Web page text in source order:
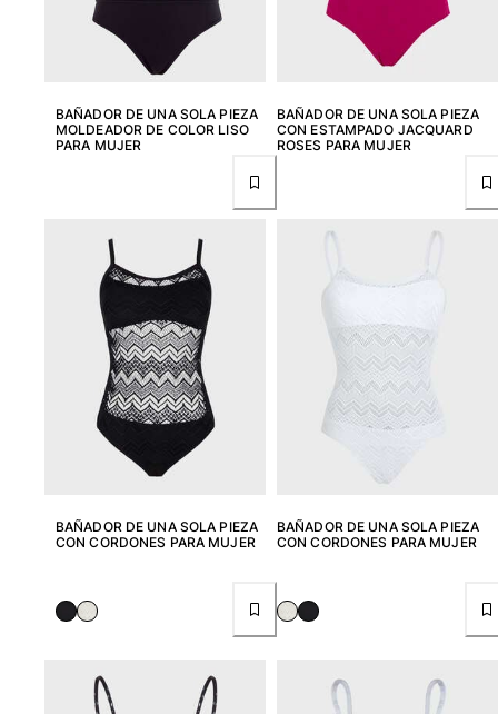
Bañadores Una Pieza
Rashguard
Dos Piezas
Partes de abajo de bikini
Ver todo Trajes de baño
Monos
Pantalones cortos
Sudaderas
Camisetas
Ver todo Pret-a-porter
Bebé
Ver todo Bebé
Ver todo Accesorios
Ver todo Sombreros y Gorras
BAÑADOR DE UNA SOLA PIEZA
MOLDEADOR DE COLOR LISO
PARA MUJER
BAÑADOR DE UNA SOLA PIEZA
CON ESTAMPADO JACQUARD
ROSES PARA MUJER
BAÑADOR DE UNA SOLA PIEZA
CON CORDONES PARA MUJER
BAÑADOR DE UNA SOLA PIEZA
CON CORDONES PARA MUJER